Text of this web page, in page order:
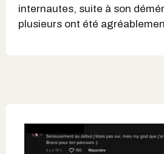
internautes, suite à son
plusieurs ont été